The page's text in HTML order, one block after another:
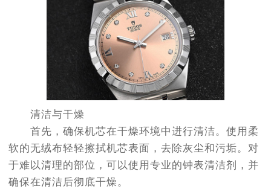
清洁与干燥
首先，确保机芯在干燥环境中进行清洁。使用柔
软的无绒布轻轻擦拭机芯表面，去除灰尘和污垢。对
于难以清理的部位，可以使用专业的钟表清洁剂，并
确保在清洁后彻底干燥。